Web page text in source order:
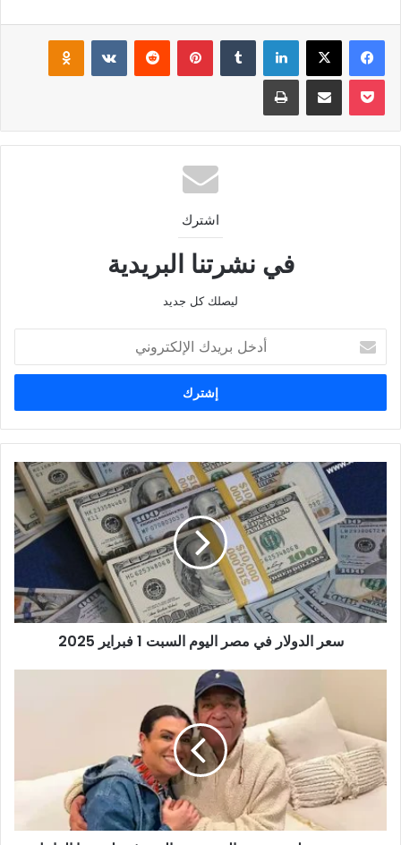
فيسبوك ‫X لينكدإن بينتيريست
‫Pocket مشاركة عبر البريد طباعة
اشترك
في نشرتنا البريدية
ليصلك كل جديد
بريدك
الإلكتروني
مصر
اليوم
السبت
1
فبراير
2025
سعر الدولار في مصر اليوم السبت 1 فبراير 2025
التريند
برسالة
مؤثرة
لزوجها